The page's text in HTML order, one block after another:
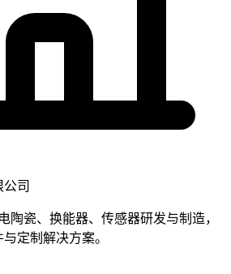
司
陶瓷、换能器、传感器研发与制造，
定制解决方案。